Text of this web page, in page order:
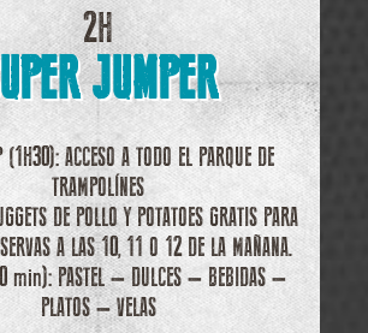
2H
JUMPER
(1H30): ACCESO A TODO EL PARQUE DE
TRAMPOLÍNES
DE POLLO Y POTATOES GRATIS PARA
A LAS 10, 11 O 12 DE LA MAÑANA.
min): PASTEL – DULCES – BEBIDAS –
PLATOS – VELAS